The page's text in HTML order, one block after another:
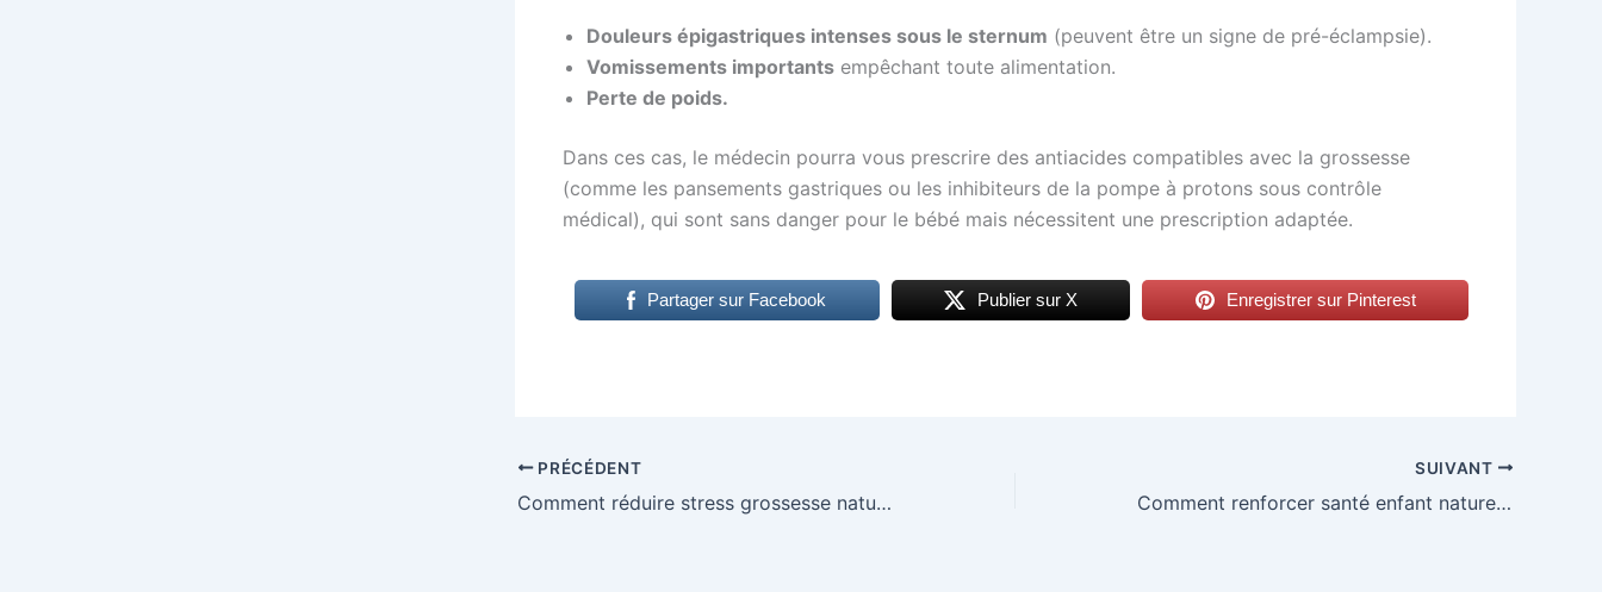
Douleurs épigastriques intenses sous le sternum (peuvent être un signe de pré-éclampsie).
Vomissements importants empêchant toute alimentation.
Perte de poids.
Dans ces cas, le médecin pourra vous prescrire des antiacides compatibles avec la grossesse
(comme les pansements gastriques ou les inhibiteurs de la pompe à protons sous contrôle
médical), qui sont sans danger pour le bébé mais nécessitent une prescription adaptée.
Partager sur Facebook Publier sur X Enregistrer sur Pinterest
PRÉCÉDENT
Comment réduire stress grossesse naturellement
SUIVANT
Comment renforcer santé enfant naturellement